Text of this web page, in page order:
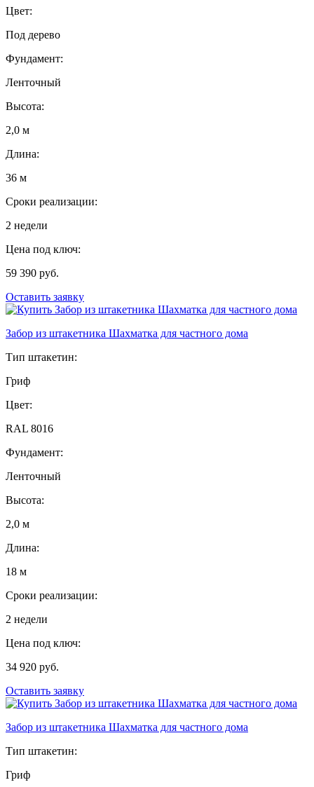
Цвет:
Под дерево
Фундамент:
Ленточный
Высота:
2,0 м
Длина:
36 м
Сроки реализации:
2 недели
Цена под ключ:
59 390 руб.
Оставить заявку
Забор из штакетника Шахматка для частного дома
Тип штакетин:
Гриф
Цвет:
RAL 8016
Фундамент:
Ленточный
Высота:
2,0 м
Длина:
18 м
Сроки реализации:
2 недели
Цена под ключ:
34 920 руб.
Оставить заявку
Забор из штакетника Шахматка для частного дома
Тип штакетин:
Гриф